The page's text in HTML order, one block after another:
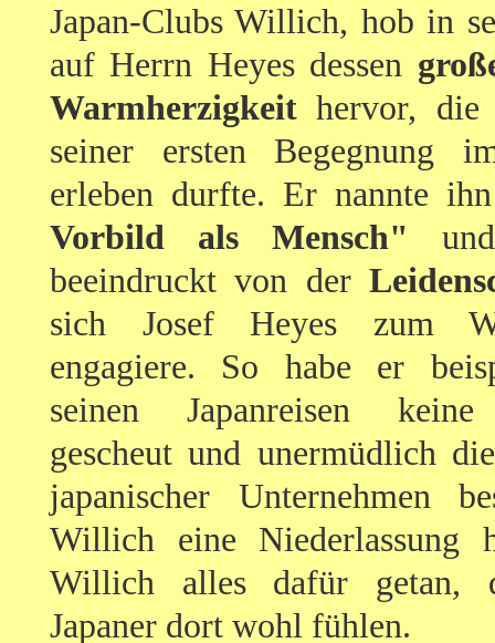
Japan-Clubs Willich, hob in
auf Herrn Heyes dessen
Warmherzigkeit hervor,
seiner ersten Begegnung
erleben durfte. Er nannte
Vorbild als Mensch"
beeindruckt von der
sich Josef Heyes zum
engagiere. So habe er
seinen Japanreisen keine
gescheut und unermüdlich
japanischer Unternehmen
Willich eine Niederlassung
Willich alles dafür getan,
Japaner dort wohl fühlen.